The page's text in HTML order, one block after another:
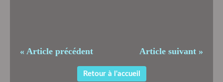
« Article précédent Article suivant »
Retour à l'accueil